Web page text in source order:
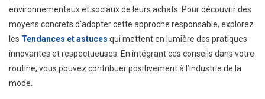
environnementaux et sociaux de leurs achats. Pour découvrir des
moyens concrets d’adopter cette approche responsable, explorez
les Tendances et astuces qui mettent en lumière des pratiques
innovantes et respectueuses. En intégrant ces conseils dans votre
routine, vous pouvez contribuer positivement à l’industrie de la
mode.